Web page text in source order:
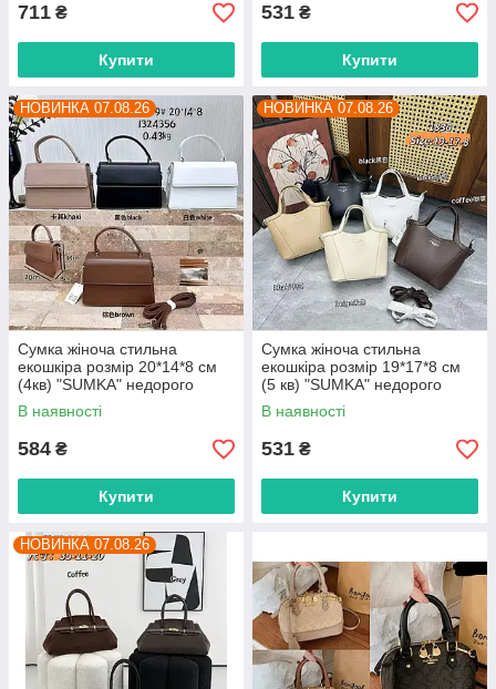
711 ₴
Купити
531 ₴
Купити
НОВИНКА 07.08.26
Сумка жіноча стильна
екошкіра розмір 20*14*8 см
(4кв) "SUMKA" недорого
гуртом від прямого
постачальника
В наявності
584 ₴
Купити
НОВИНКА 07.08.26
Сумка жіноча стильна
екошкіра розмір 19*17*8 см
(5 кв) "SUMKA" недорого
гуртом від прямого
постачальника
В наявності
531 ₴
Купити
НОВИНКА 07.08.26